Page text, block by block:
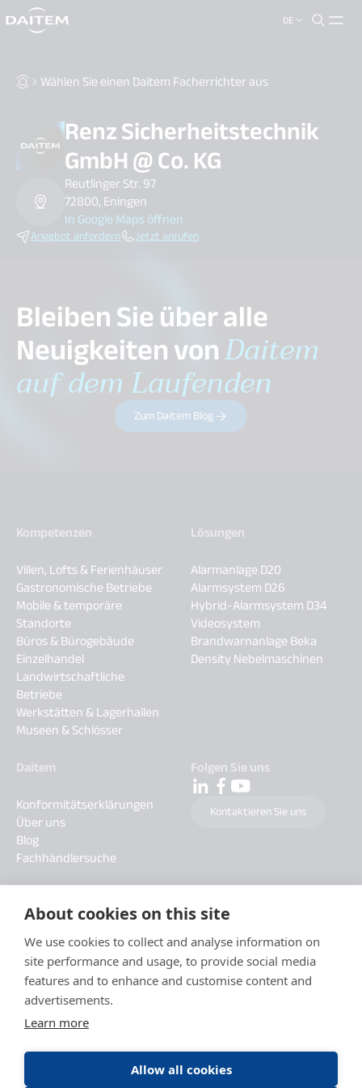
About cookies on this site
We use cookies to collect and analyse information on
site performance and usage, to provide social media
features and to enhance and customise content and
advertisements.
Learn more
Allow all cookies
DE
search.label
Wählen Sie einen Daitem Facherrichter aus
Renz Sicherheitstechnik
GmbH @ Co. KG
Reutlinger Str. 97
72800, Eningen
In Google Maps öffnen
Angebot anfordern Jetzt anrufen
Bleiben Sie über alle
Neuigkeiten vonDaitem
auf dem Laufenden
Zum Daitem Blog
Kompetenzen
Villen, Lofts & Ferienhäuser
Gastronomische Betriebe
Mobile & temporäre
Standorte
Büros & Bürogebäude
Einzelhandel
Landwirtschaftliche
Betriebe
Werkstätten & Lagerhallen
Museen & Schlösser
Lösungen
Alarmanlage D20
Alarmsystem D26
Hybrid-Alarmsystem D34
Videosystem
Brandwarnanlage Beka
Density Nebelmaschinen
Daitem
Konformitätserklärungen
Über uns
Blog
Fachhändlersuche
Folgen Sie uns
Kontaktieren Sie uns